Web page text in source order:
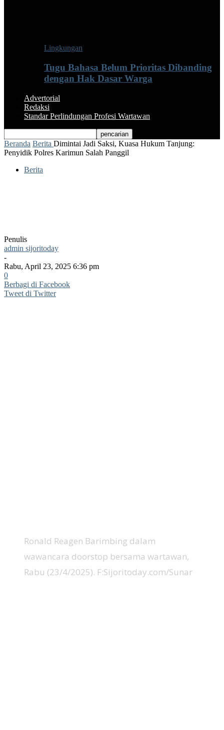
Lingkungan
Tugu Bahasa Belum Prioritas Dibanding
dengan Hak Dasar Warga
Advertorial
Redaksi
Standar Perlindungan Profesi Wartawan
Beranda Berita Dimintai Jadi Saksi, Kuasa Hukum Tanjung:
Penyidik Polres Karimun Salah Panggil
Berita
Penulis
admin sijoritoday
-
Rabu, April 23, 2025 6:36 pm
0
Berbagi di Facebook
Tweet di Twitter
Ronald Reagen Barimbing dalam
wawancara doorstop bersama wartawan,
Rabu (23/4/2025). F:Sijoritoday.com/Sunar